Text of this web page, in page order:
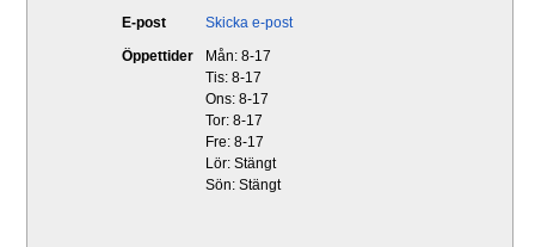
E-post
Skicka e-post
Öppettider
Mån: 8-17
Tis: 8-17
Ons: 8-17
Tor: 8-17
Fre: 8-17
Lör: Stängt
Sön: Stängt